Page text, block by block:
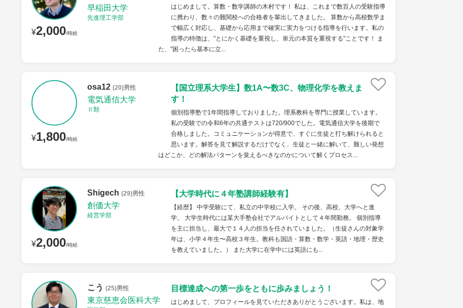
¥2,000/時給
早稲田大学
先進理工学部
はじめまして。算数・数学講師の木村です！ 私は、これまで数百人の受験指導
に携わり、数々の難関校への合格者を輩出してきました。 算数から高校数学ま
で幅広く対応し、基礎から応用まで確実に実力をつける指導を行います。私の
指導の特徴は、"とにかく基礎を重視し、単元の本質を重視する"ことです！ ま
た、"困ったら基本に立...
¥1,800/時給
osa12 (20)男性
電気通信大学
Ⅱ類
【国立理系大学生】数1A〜数3C、物理化学を教えま
す！
個別指導塾で1年間指導しておりました。理系教科を専門に授業しています。
私の受験での令和6年の共通テストは720/900でした。電気通信大学を後期で
合格しました。コミュニケーションが得意で、すぐに生徒と打ち解けられると
思います。解答を見て解説するだけでなく、生徒と一緒に解いて、難しい発想
はどこか、どの解法パターンを覚えるべきなのかについて解くプロセス...
¥2,000/時給
Shigech (29)男性
創価大学
経営学部
【大学時代に４年塾講師経験有】
【経歴】 中学受験にて、私立の中学校に入学。 その後、高校、大学へと進
学。 大学生時代には某大手塾会社でアルバイトとして４年間勤務。 個別指導
を主に担当し、最大で１４人の担当を任されていました。（生徒さんの対象学
年は、小学４年生〜高校３年生。教科も国語・算数・数学・英語・地理・歴史
を教えていました。） また大学に在学中には英語にも...
こう (25)男性
東京慈恵会医科大学
目標達成への第一歩をともに歩みましょう！
はじめまして、プロフィールを見ていただきありがとうございます。私は、地